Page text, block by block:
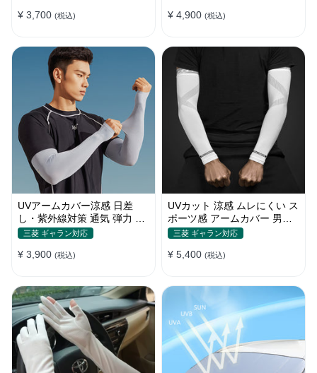
¥ 3,700 (税込) ¥ 4,900 (税込)
UVアームカバー涼感 日差
し・紫外線対策 通気 弾力 ス
ポーツ感 メンズ
三菱 ギャラン対応
¥ 3,900 (税込)
UVカット 涼感 ムレにくい ス
ポーツ感 アームカバー 男女
汎用 xs-xxl
三菱 ギャラン対応
¥ 5,400 (税込)